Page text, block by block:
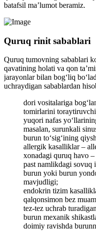
batafsil ma’lumot beramiz.
Quruq rinit sabablari
Quruq tumovning sabablari
qavatining holati va qon
jarayonlar bilan bog‘liq
uchraydigan sabablardan
dori vositalariga
tomirlarini
yuqori nafas
masalan, surunkali
burun to‘sig‘ining
allergik kasalliklar –
xonadagi quruq havo
past namlikdagi sovuq
burun yoki burun
mavjudligi;
endokrin tizim
qalqonsimon bez
tez-tez uchrab
burun mexanik
doimiy ravishda